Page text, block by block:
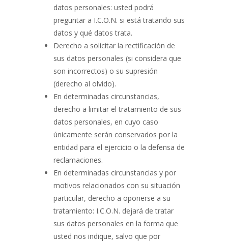
datos personales: usted podrá
preguntar a I.C.O.N. si está tratando sus
datos y qué datos trata.
Derecho a solicitar la rectificación de
sus datos personales (si considera que
son incorrectos) o su supresión
(derecho al olvido).
En determinadas circunstancias,
derecho a limitar el tratamiento de sus
datos personales, en cuyo caso
únicamente serán conservados por la
entidad para el ejercicio o la defensa de
reclamaciones.
En determinadas circunstancias y por
motivos relacionados con su situación
particular, derecho a oponerse a su
tratamiento: I.C.O.N. dejará de tratar
sus datos personales en la forma que
usted nos indique, salvo que por